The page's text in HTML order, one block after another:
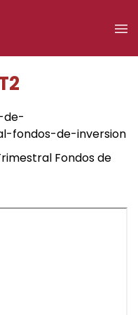
de-
fondos-de-inversion
Fondos de